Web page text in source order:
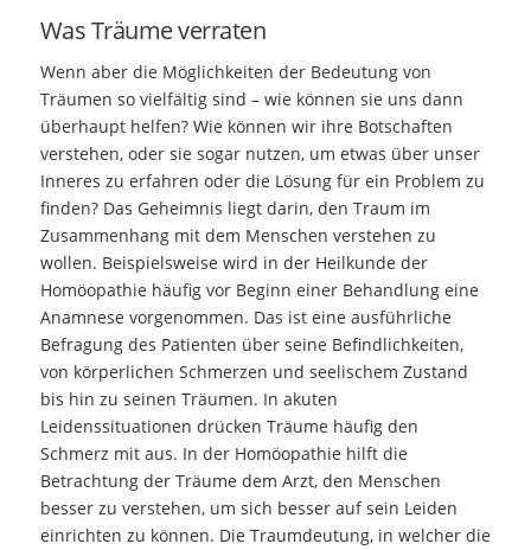
Was Träume verraten
Wenn aber die Möglichkeiten der Bedeutung von
Träumen so vielfältig sind – wie können sie uns dann
überhaupt helfen? Wie können wir ihre Botschaften
verstehen, oder sie sogar nutzen, um etwas über unser
Inneres zu erfahren oder die Lösung für ein Problem zu
finden? Das Geheimnis liegt darin, den Traum im
Zusammenhang mit dem Menschen verstehen zu
wollen. Beispielsweise wird in der Heilkunde der
Homöopathie häufig vor Beginn einer Behandlung eine
Anamnese vorgenommen. Das ist eine ausführliche
Befragung des Patienten über seine Befindlichkeiten,
von körperlichen Schmerzen und seelischem Zustand
bis hin zu seinen Träumen. In akuten
Leidenssituationen drücken Träume häufig den
Schmerz mit aus. In der Homöopathie hilft die
Betrachtung der Träume dem Arzt, den Menschen
besser zu verstehen, um sich besser auf sein Leiden
einrichten zu können. Die Traumdeutung, in welcher die